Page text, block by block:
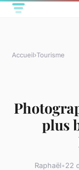
Accueil›Tourisme
plus
Raphaël•22